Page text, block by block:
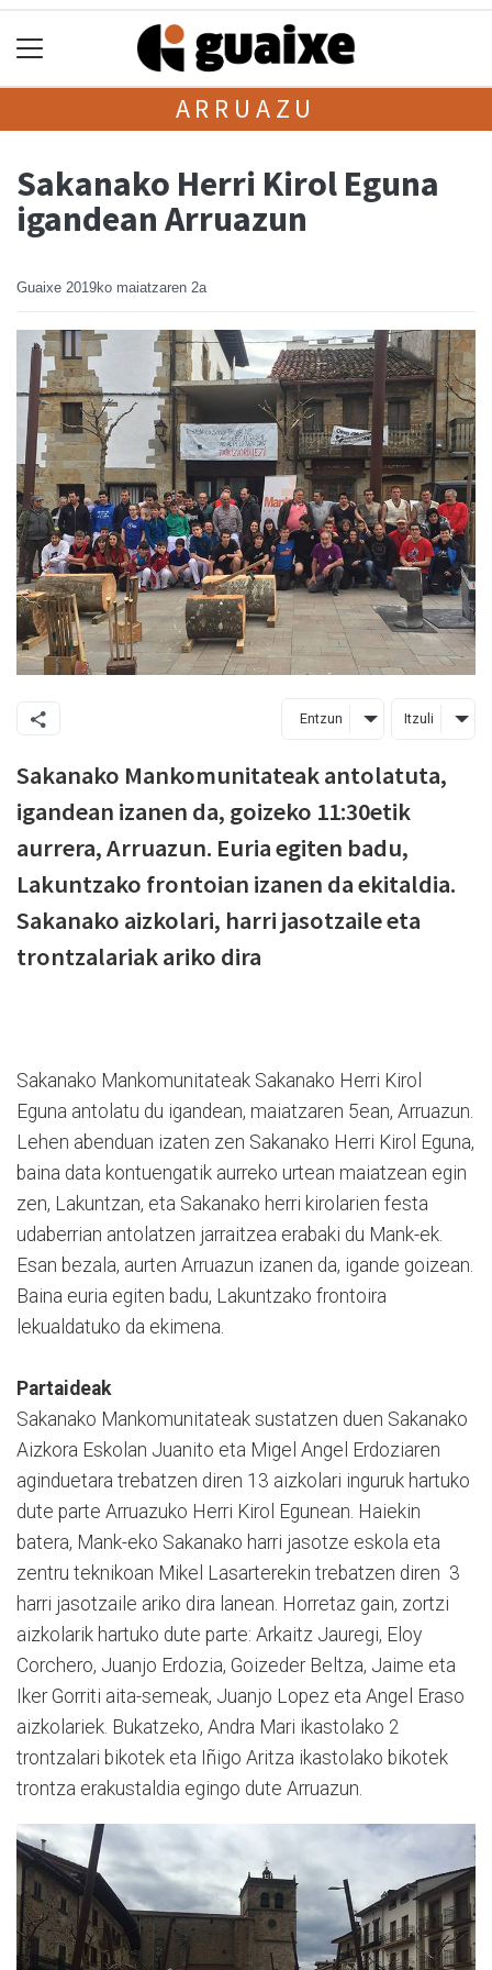
ARRUAZU
Sakanako Herri Kirol Eguna
igandean Arruazun
Guaixe 2019ko maiatzaren 2a
Entzun Itzuli
Sakanako Mankomunitateak antolatuta,
igandean izanen da, goizeko 11:30etik
aurrera, Arruazun. Euria egiten badu,
Lakuntzako frontoian izanen da ekitaldia.
Sakanako aizkolari, harri jasotzaile eta
trontzalariak ariko dira
Sakanako Mankomunitateak Sakanako Herri Kirol
Eguna antolatu du igandean, maiatzaren 5ean, Arruazun.
Lehen abenduan izaten zen Sakanako Herri Kirol Eguna,
baina data kontuengatik aurreko urtean maiatzean egin
zen, Lakuntzan, eta Sakanako herri kirolarien festa
udaberrian antolatzen jarraitzea erabaki du Mank-ek.
Esan bezala, aurten Arruazun izanen da, igande goizean.
Baina euria egiten badu, Lakuntzako frontoira
lekualdatuko da ekimena.
Partaideak
Sakanako Mankomunitateak sustatzen duen Sakanako
Aizkora Eskolan Juanito eta Migel Angel Erdoziaren
aginduetara trebatzen diren 13 aizkolari inguruk hartuko
dute parte Arruazuko Herri Kirol Egunean. Haiekin
batera, Mank-eko Sakanako harri jasotze eskola eta
zentru teknikoan Mikel Lasarterekin trebatzen diren 3
harri jasotzaile ariko dira lanean. Horretaz gain, zortzi
aizkolarik hartuko dute parte: Arkaitz Jauregi, Eloy
Corchero, Juanjo Erdozia, Goizeder Beltza, Jaime eta
Iker Gorriti aita-semeak, Juanjo Lopez eta Angel Eraso
aizkolariek. Bukatzeko, Andra Mari ikastolako 2
trontzalari bikotek eta Iñigo Aritza ikastolako bikotek
trontza erakustaldia egingo dute Arruazun.